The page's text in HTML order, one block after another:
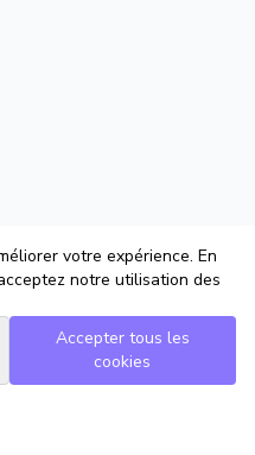
votre expérience. En
notre utilisation des
Accepter tous les
cookies